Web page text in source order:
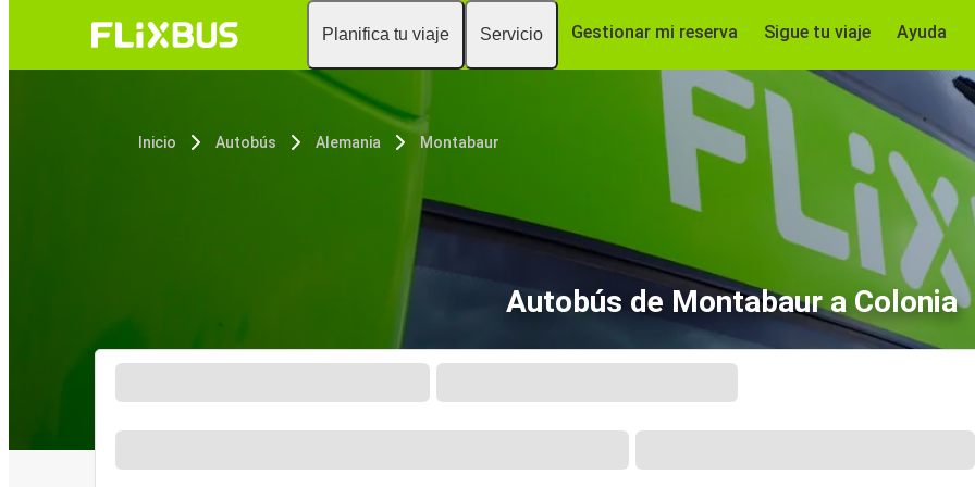
Planifica tu viaje Servicio Gestionar mi reserva Sigue tu viaje Ayuda
Inicio Autobús Alemania Montabaur
Autobús de Montabaur a Colonia